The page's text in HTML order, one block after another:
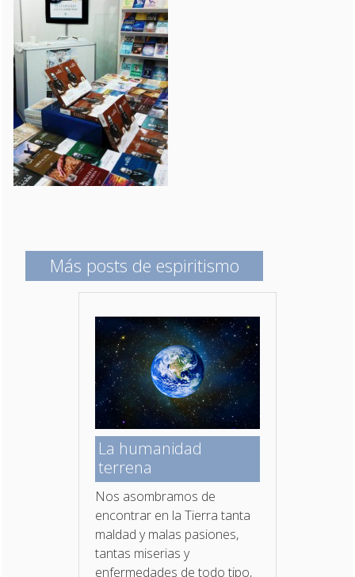
Más posts de espiritismo
La humanidad
terrena
Nos asombramos de
encontrar en la Tierra tanta
maldad y malas pasiones,
tantas miserias y
enfermedades de todo tipo,